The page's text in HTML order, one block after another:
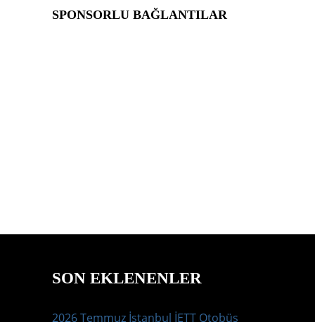
SPONSORLU BAĞLANTILAR
SON EKLENENLER
2026 Temmuz İstanbul İETT Otobüs